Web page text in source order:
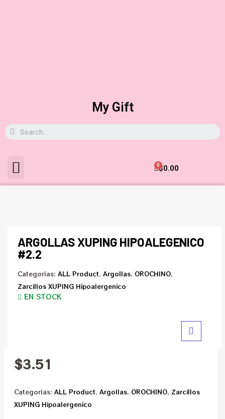
My Gift
$0.00
0
ARGOLLAS XUPING HIPOALEGENICO
#2.2
Categorías: ALL Product, Argollas, OROCHINO,
Zarcillos XUPING Hipoalergenico
EN STOCK
$3.51
Categorías: ALL Product, Argollas, OROCHINO, Zarcillos
XUPING Hipoalergenico